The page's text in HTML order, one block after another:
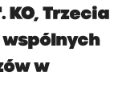
KO, Trzecia
wspólnych
w